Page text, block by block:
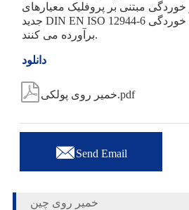
مبتنی بر پروفلیک معیارهای
جدید DIN EN ISO 12944-6 رده خوردگی C5 بسیار بالا را
برآورده می کنند.
دانلود
 خمیر روی پولکی.pdf
Send Email
خمیر روی چین